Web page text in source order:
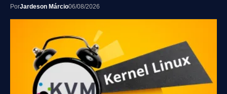
PorJardeson Márcio06/08/2026